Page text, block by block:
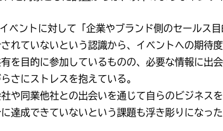
ベントに対して「企業やブランド側のセールス
れていないという認識から、イベントへの期待度
を目的に参加しているものの、必要な情報に出
さにストレスを抱えている。
や同業他社との出会いを通じて自らのビジネス
達成できていないという課題も浮き彫りになった